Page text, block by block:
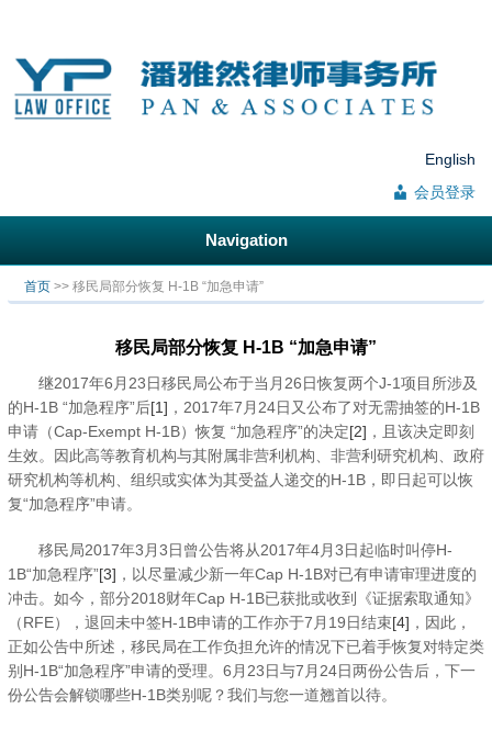
English
会员登录
Navigation
你在这里
首页 >> 移民局部分恢复 H-1B “加急申请”
移民局部分恢复 H-1B “加急申请”
继2017年6月23日移民局公布于当月26日恢复两个J-1项目所涉及
的H-1B “加急程序”后[1] ，2017年7月24日又公布了对无需抽签的H-1B
申请（Cap-Exempt H-1B）恢复 “加急程序”的决定[2] ，且该决定即刻
生效。因此高等教育机构与其附属非营利机构、非营利研究机构、政府
研究机构等机构、组织或实体为其受益人递交的H-1B，即日起可以恢
复“加急程序”申请。
移民局2017年3月3日曾公告将从2017年4月3日起临时叫停H-
1B“加急程序”[3] ，以尽量减少新一年Cap H-1B对已有申请审理进度的
冲击。如今，部分2018财年Cap H-1B已获批或收到《证据索取通知》
（RFE），退回未中签H-1B申请的工作亦于7月19日结束[4] ，因此，
正如公告中所述，移民局在工作负担允许的情况下已着手恢复对特定类
别H-1B“加急程序”申请的受理。6月23日与7月24日两份公告后，下一
份公告会解锁哪些H-1B类别呢？我们与您一道翘首以待。